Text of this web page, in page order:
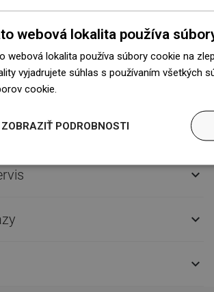
prepravu!




webová lokalita používa
webová lokalita používa súbory cookie na
vyjadrujete súhlas s používaním všetkých
cookie.
ZOBRAZIŤ PODROBNOSTI